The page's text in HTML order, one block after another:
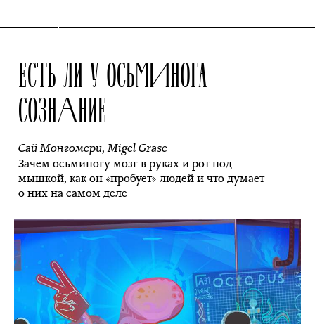
ЕСТЬ ЛИ У ОСЬМИНОГА
СОЗНАНИЕ
Сай Монгомери,Migel Grase
Зачем осьминогу мозг в руках и рот под
мышкой, как он «пробует» людей и что думает
о них на самом деле